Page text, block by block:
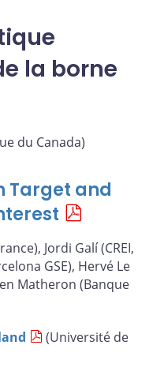
la borne
du Canada)
Target and
Jordi Galí (CREI,
GSE), Hervé Le
Matheron (Banque
(Université de